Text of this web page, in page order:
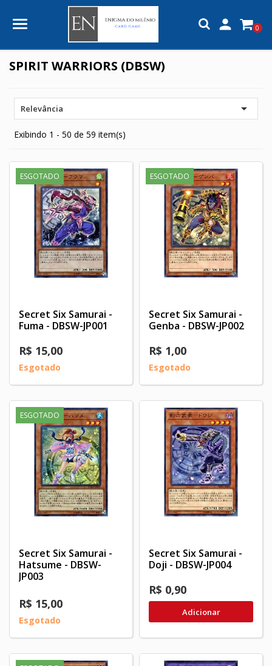
 0
SPIRIT WARRIORS (DBSW)
Relevância 
Exibindo 1 - 50 de 59 item(s)
ESGOTADO
Secret Six Samurai -
Fuma - DBSW-JP001
R$ 15,00
Esgotado
ESGOTADO
Secret Six Samurai -
Genba - DBSW-JP002
R$ 1,00
Esgotado
ESGOTADO
Secret Six Samurai -
Hatsume - DBSW-
JP003
R$ 15,00
Esgotado
Secret Six Samurai -
Doji - DBSW-JP004
R$ 0,90
Adicionar